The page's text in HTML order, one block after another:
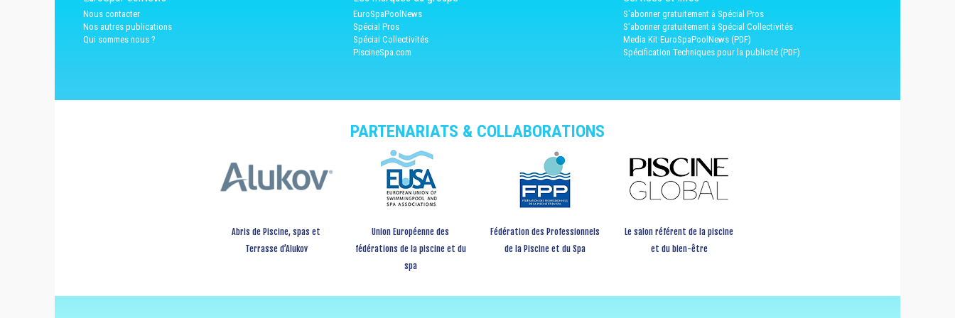
Nous contacter
Nos autres publications
Qui sommes nous ?
EuroSpaPoolNews
Spécial Pros
Spécial Collectivités
PiscineSpa.com
S'abonner gratuitement à Spécial Pros
S'abonner gratuitement à Spécial Collectivités
Media Kit EuroSpaPoolNews (PDF)
Spécification Techniques pour la publicité (PDF)
PARTENARIATS & COLLABORATIONS
Abris de Piscine, spas et
Terrasse d’Alukov
Union Européenne des
fédérations de la piscine et du
spa
Fédération des Professionnels
de la Piscine et du Spa
Le salon référent de la piscine
et du bien-être